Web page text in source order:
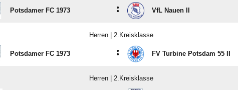
Potsdamer FC 1973 : VfL Nauen II
Herren | 2.Kreisklasse
Potsdamer FC 1973 : FV Turbine Potsdam 55 II
Herren | 2.Kreisklasse